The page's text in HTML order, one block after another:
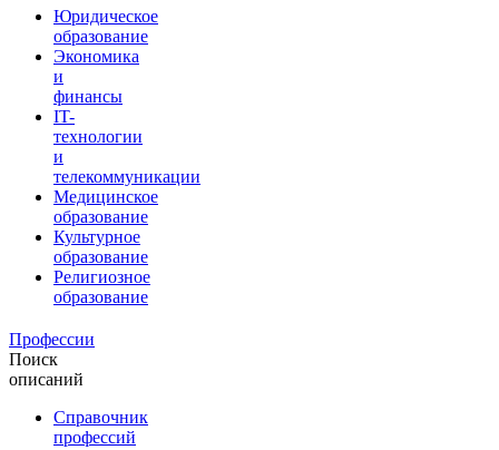
Юридическое
образование
Экономика
и
финансы
IT-
технологии
и
телекоммуникации
Медицинское
образование
Культурное
образование
Религиозное
образование
Профессии
Поиск
описаний
Справочник
профессий